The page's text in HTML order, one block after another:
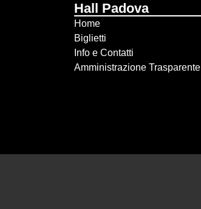
Hall Padova
Home
Biglietti
Info e Contatti
Amministrazione Trasparente